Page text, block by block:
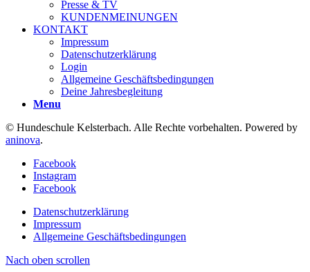
Presse & TV
KUNDENMEINUNGEN
KONTAKT
Impressum
Datenschutzerklärung
Login
Allgemeine Geschäftsbedingungen
Deine Jahresbegleitung
Menu
© Hundeschule Kelsterbach. Alle Rechte vorbehalten. Powered by
aninova.
Facebook
Instagram
Facebook
Datenschutzerklärung
Impressum
Allgemeine Geschäftsbedingungen
Nach oben scrollen